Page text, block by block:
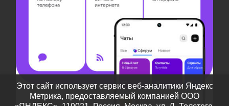
Этот сайт использует сервис веб-аналитики Яндекс
Метрика, предоставляемый компанией ООО